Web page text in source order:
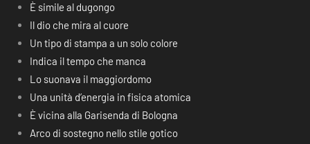
È simile al dugongo
Il dio che mira al cuore
Un tipo di stampa a un solo colore
Indica il tempo che manca
Lo suonava il maggiordomo
Una unità d’energia in fisica atomica
È vicina alla Garisenda di Bologna
Arco di sostegno nello stile gotico